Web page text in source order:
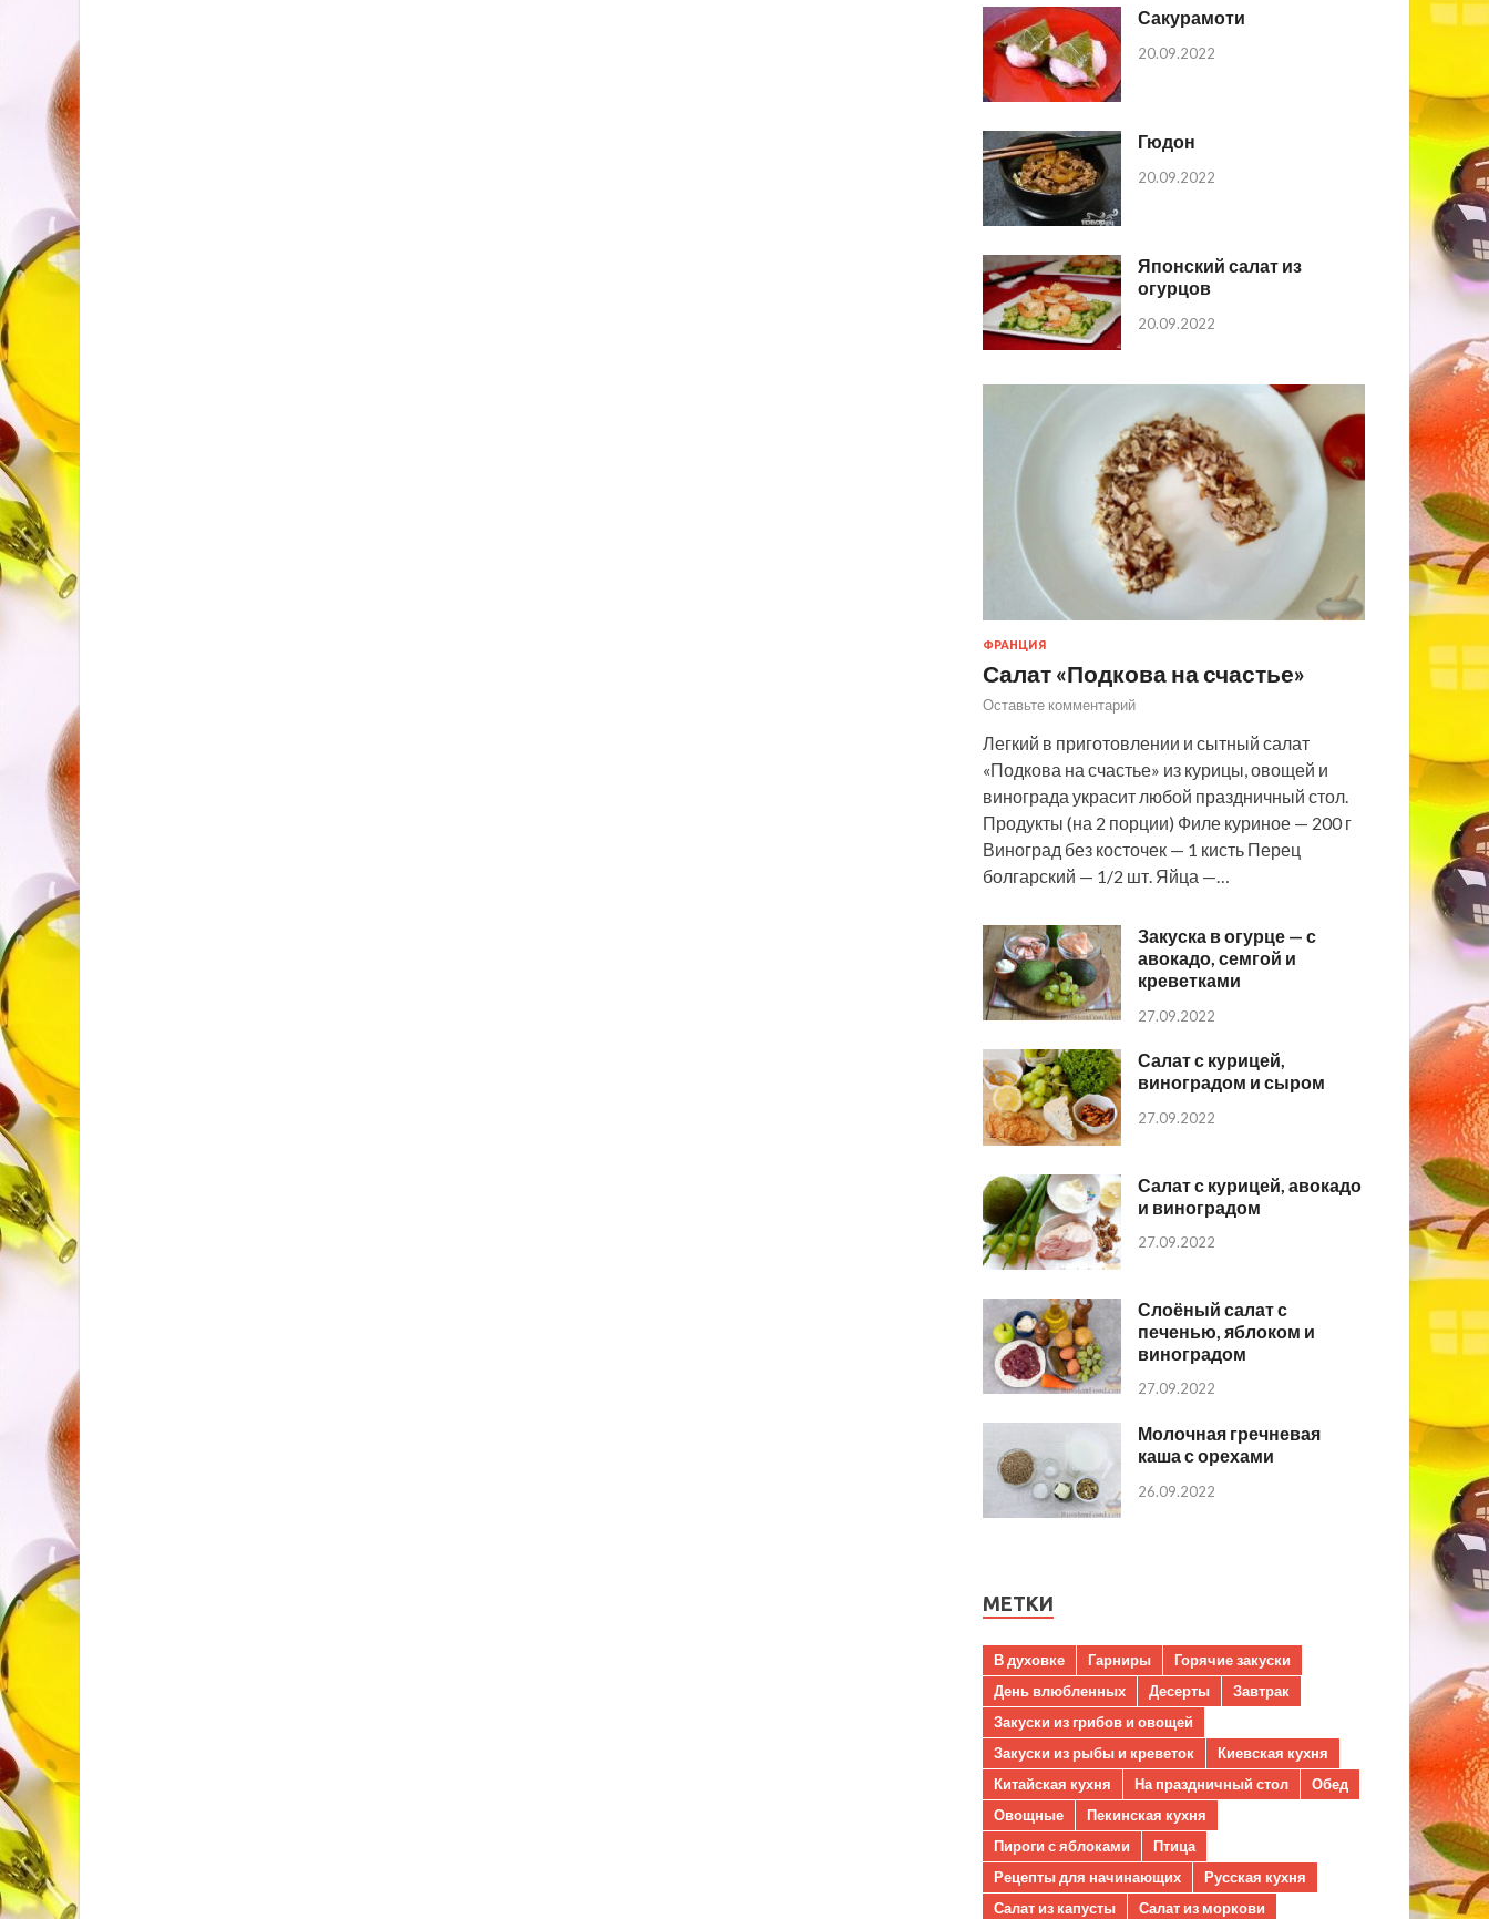
Сакурамоти
20.09.2022
Гюдон
20.09.2022
Японский салат из
огурцов
20.09.2022
ФРАНЦИЯ
Салат «Подкова на счастье»
Оставьте комментарий
Легкий в приготовлении и сытный салат
«Подкова на счастье» из курицы, овощей и
винограда украсит любой праздничный стол.
Продукты (на 2 порции) Филе куриное — 200 г
Виноград без косточек — 1 кисть Перец
болгарский — 1/2 шт. Яйца —…
Закуска в огурце — с
авокадо, семгой и
креветками
27.09.2022
Салат с курицей,
виноградом и сыром
27.09.2022
Салат с курицей, авокадо
и виноградом
27.09.2022
Слоёный салат с
печенью, яблоком и
виноградом
27.09.2022
Молочная гречневая
каша с орехами
26.09.2022
МЕТКИ
В духовке Гарниры
Горячие закуски
День влюбленных
Десерты
Завтрак
Закуски из грибов и овощей
Закуски из рыбы и креветок
Киевская кухня
Китайская кухня
На праздничный стол
Обед
Овощные
Пекинская кухня
Пироги с яблоками
Птица
Рецепты для начинающих
Русская кухня
Салат из капусты
Салат из моркови